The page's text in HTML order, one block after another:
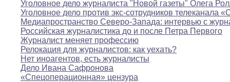
Уголовное дело журналиста "Новой газеты" Олега
Уголовное дело против экс-сотрудников телеканала
Медиапространство Северо-Запада: интервью с
Российская журналистика до и после Петра Первого
Журналист меняет профессию
Релокация для журналистов: как уехать?
Нет иноагентов, есть журналисты
Дело Ивана Сафронова
«Спецоперационная» цензура